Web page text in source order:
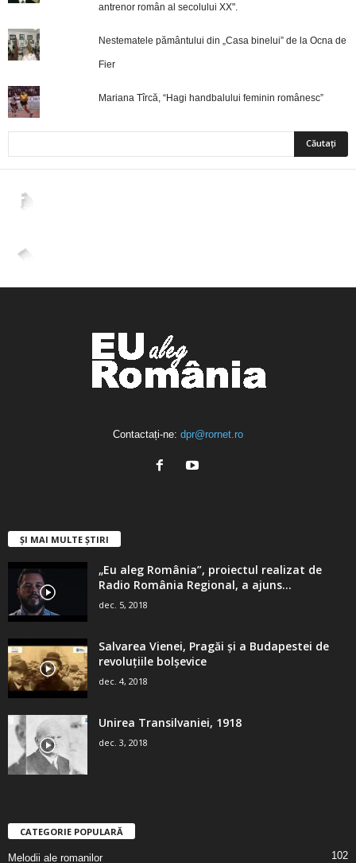
antrenor român al secolului XX".
Nestematele pământului din „Casa binelui” de la Ocna de
Fier
Mariana Tîrcă, “Hagi handbalului feminin românesc”
2,265
4,400
Contactați-ne: dpr@rornet.ro
ȘI MAI MULTE ȘTIRI
„Eu aleg România”, proiectul realizat de
Radio România Regional, a ajuns...
dec. 5, 2018
Salvarea Vienei, Pragăi şi a Budapestei de
revoluţiile bolşevice
dec. 4, 2018
Unirea Transilvaniei, 1918
dec. 3, 2018
CATEGORIE POPULARĂ
Melodii ale romanilor 102